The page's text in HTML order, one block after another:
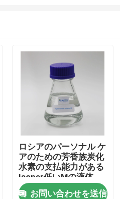
ロシアのパーソナル ケ
アのための芳香族炭化
水素の支払能力がある
Isopar低いMの液体
0.7681g/Cm3
お問い合わせを送信